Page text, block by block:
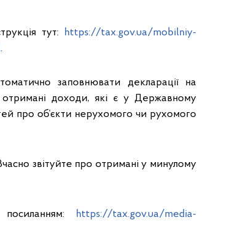
тут: https://tax.gov.ua/mobilniy-
.
заповнювати декларації на
отримані доходи, які є у Державному
про об’єкти нерухомого чи рухомого
звітуйте про отримані у минулому
https://tax.gov.ua/media-